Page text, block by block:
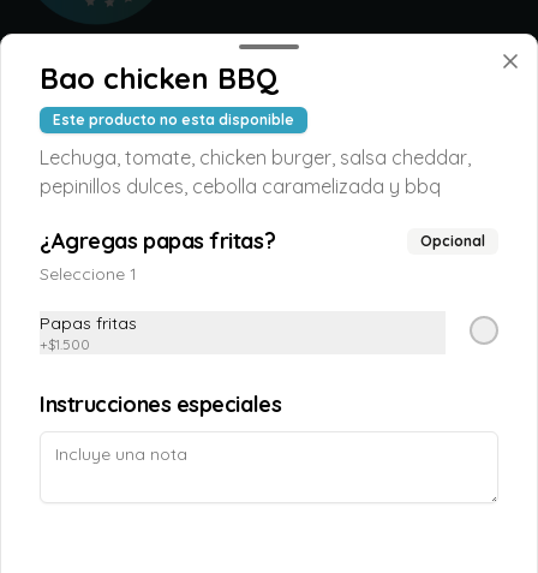
Conócenos
Despacho
Términos y condiciones
Política de privacidad
Redes sociales
Facebook
Pedir
Iniciar sesión
Bao chicken BBQ
Este producto no esta disponible
Lechuga, tomate, chicken burger, salsa cheddar,
pepinillos dulces, cebolla caramelizada y bbq
¿Agregas papas fritas? Opcional
Seleccione 1
Papas fritas
+$1.500
Instrucciones especiales